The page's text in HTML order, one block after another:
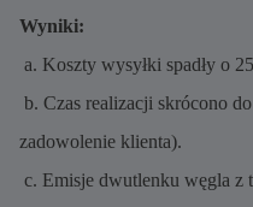
Wyniki:
a. Koszty wysyłki spadły o
b. Czas realizacji skrócono
zadowolenie klienta).
c. Emisje dwutlenku węgla z